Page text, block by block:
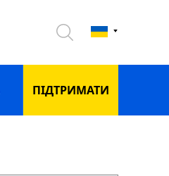
ПIДТРИМАТИ